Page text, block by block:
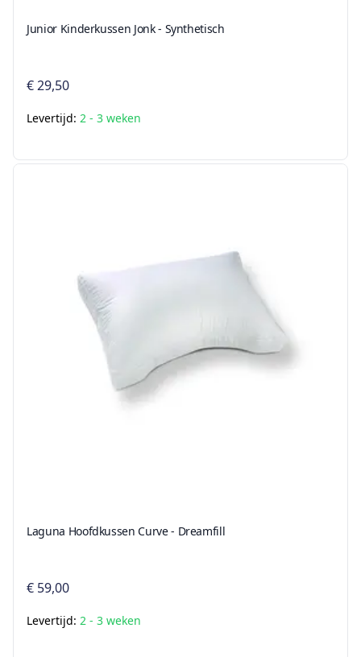
Junior Kinderkussen Jonk - Synthetisch
€ 29,50
Levertijd: 2 - 3 weken
Laguna Hoofdkussen Curve - Dreamfill
€ 59,00
Levertijd: 2 - 3 weken